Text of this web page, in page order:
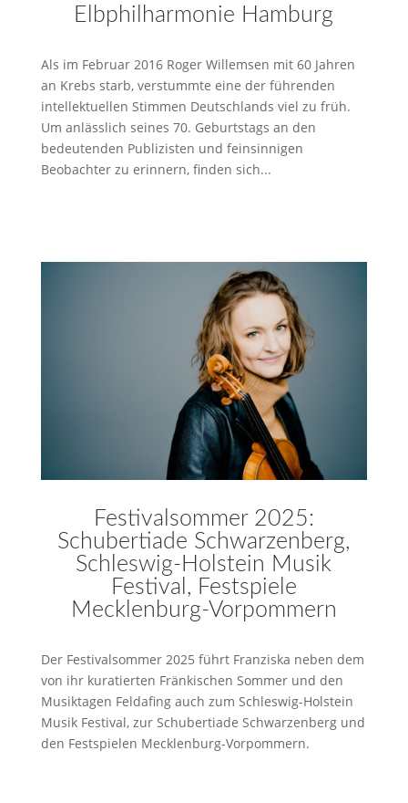
Elbphilharmonie Hamburg
Als im Februar 2016 Roger Willemsen mit 60 Jahren
an Krebs starb, verstummte eine der führenden
intellektuellen Stimmen Deutschlands viel zu früh.
Um anlässlich seines 70. Geburtstags an den
bedeutenden Publizisten und feinsinnigen
Beobachter zu erinnern, finden sich...
Festivalsommer 2025:
Schubertiade Schwarzenberg,
Schleswig-Holstein Musik
Festival, Festspiele
Mecklenburg-Vorpommern
Der Festivalsommer 2025 führt Franziska neben dem
von ihr kuratierten Fränkischen Sommer und den
Musiktagen Feldafing auch zum Schleswig-Holstein
Musik Festival, zur Schubertiade Schwarzenberg und
den Festspielen Mecklenburg-Vorpommern.